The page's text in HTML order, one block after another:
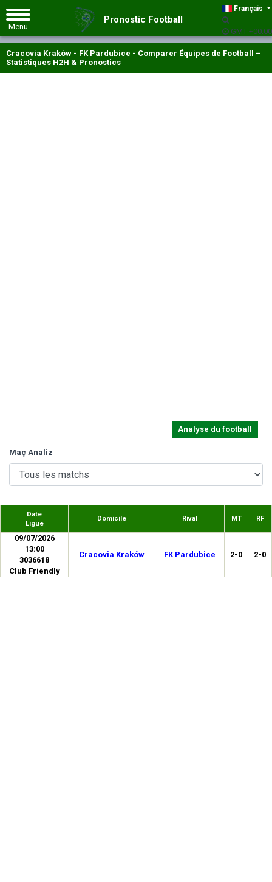
Français
GMT +00:00
Pronostic Football
Cracovia Kraków - FK Pardubice - Comparer Équipes de Football –
Statistiques H2H & Pronostics
Analyse du football
Maç Analiz
Date
Ligue
Domicile Rival MT RF
09/07/2026
13:00
3036618
Club Friendly
Cracovia Kraków FK Pardubice 2-0 2-0